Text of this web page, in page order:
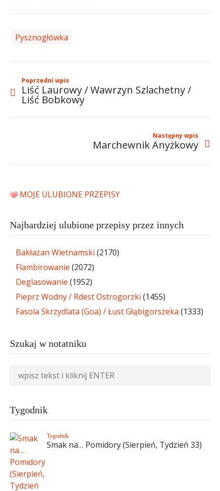
Pysznogłówka
Poprzedni wpis
Liść Laurowy / Wawrzyn Szlachetny /
Liść Bobkowy
Następny wpis
Marchewnik Anyżkowy
MOJE ULUBIONE PRZEPISY
Najbardziej ulubione przepisy przez innych
Bakłażan Wietnamski (2170)
Flambirowanie (2072)
Deglasowanie (1952)
Pieprz Wodny / Rdest Ostrogorzki (1455)
Fasola Skrzydlata (Goa) / Łust Głąbigorszeka (1333)
Szukaj w notatniku
Tygodnik
Tygodnik
Smak na… Pomidory (Sierpień, Tydzień 33)